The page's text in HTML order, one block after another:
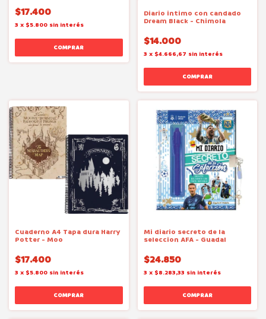
$17.400
3 x $5.800 sin interés
Diario intimo con candado
Dream Black - Chimola
$14.000
3 x $4.666,67 sin interés
Cuaderno A4 Tapa dura Harry
Potter - Moo
$17.400
3 x $5.800 sin interés
Mi diario secreto de la
seleccion AFA - Guadal
$24.850
3 x $8.283,33 sin interés